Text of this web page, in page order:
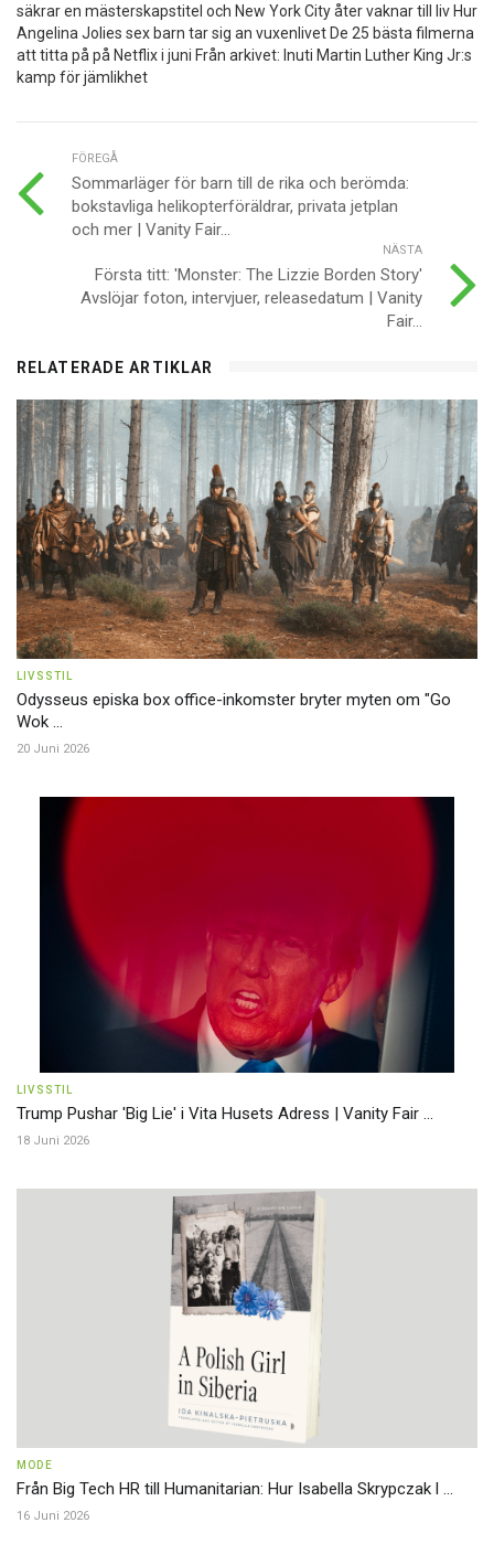
säkrar en mästerskapstitel och New York City åter vaknar till liv Hur
Angelina Jolies sex barn tar sig an vuxenlivet De 25 bästa filmerna
att titta på på Netflix i juni Från arkivet: Inuti Martin Luther King Jr:s
kamp för jämlikhet
FÖREGÅ
Sommarläger för barn till de rika och berömda:
bokstavliga helikopterföräldrar, privata jetplan
och mer | Vanity Fair...
NÄSTA
Första titt: 'Monster: The Lizzie Borden Story'
Avslöjar foton, intervjuer, releasedatum | Vanity
Fair...
RELATERADE ARTIKLAR
LIVSSTIL
Odysseus episka box office-inkomster bryter myten om "Go
Wok ...
20 Juni 2026
LIVSSTIL
Trump Pushar 'Big Lie' i Vita Husets Adress | Vanity Fair ...
18 Juni 2026
MODE
Från Big Tech HR till Humanitarian: Hur Isabella Skrypczak l ...
16 Juni 2026